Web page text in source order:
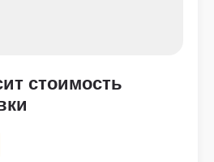
стоимость